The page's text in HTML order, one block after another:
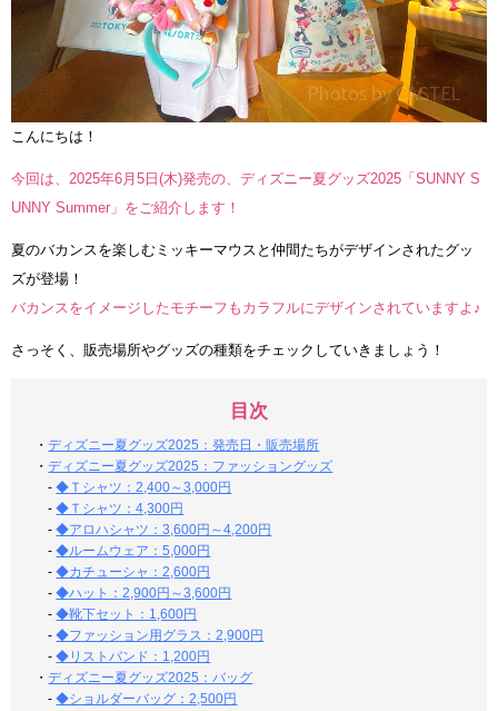
こんにちは！
今回は、2025年6月5日(木)発売の、ディズニー夏グッズ2025「SUNNY S
UNNY Summer」をご紹介します！
夏のバカンスを楽しむミッキーマウスと仲間たちがデザインされたグッ
ズが登場！
バカンスをイメージしたモチーフもカラフルにデザインされていますよ♪
さっそく、販売場所やグッズの種類をチェックしていきましょう！
目次
・ディズニー夏グッズ2025：発売日・販売場所
・ディズニー夏グッズ2025：ファッショングッズ
-◆Ｔシャツ：2,400～3,000円
-◆Ｔシャツ：4,300円
-◆アロハシャツ：3,600円～4,200円
-◆ルームウェア：5,000円
-◆カチューシャ：2,600円
-◆ハット：2,900円～3,600円
-◆靴下セット：1,600円
-◆ファッション用グラス：2,900円
-◆リストバンド：1,200円
・ディズニー夏グッズ2025：バッグ
-◆ショルダーバッグ：2,500円